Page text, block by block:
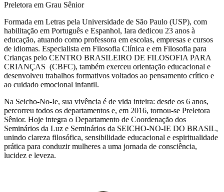
Preletora em Grau Sênior
Formada em Letras pela Universidade de São Paulo (USP), com
habilitação em Português e Espanhol, Iara dedicou 23 anos à
educação, atuando como professora em escolas, empresas e cursos
de idiomas. Especialista em Filosofia Clínica e em Filosofia para
Crianças pelo CENTRO BRASILEIRO DE FILOSOFIA PARA
CRIANÇAS (CBFC), também exerceu orientação educacional e
desenvolveu trabalhos formativos voltados ao pensamento crítico e
ao cuidado emocional infantil.
Na Seicho-No-Ie, sua vivência é de vida inteira: desde os 6 anos,
percorreu todos os departamentos e, em 2016, tornou-se Preletora
Sênior. Hoje integra o Departamento de Coordenação dos
Seminários da Luz e Seminários da SEICHO-NO-IE DO BRASIL,
unindo clareza filosófica, sensibilidade educacional e espiritualidade
prática para conduzir mulheres a uma jornada de consciência,
lucidez e leveza.